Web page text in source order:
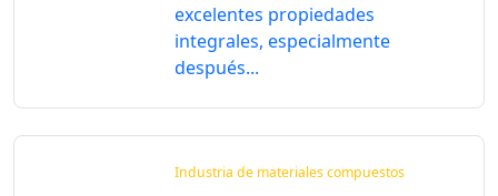
excelentes propiedades
integrales, especialmente
después...
Industria de materiales compuestos